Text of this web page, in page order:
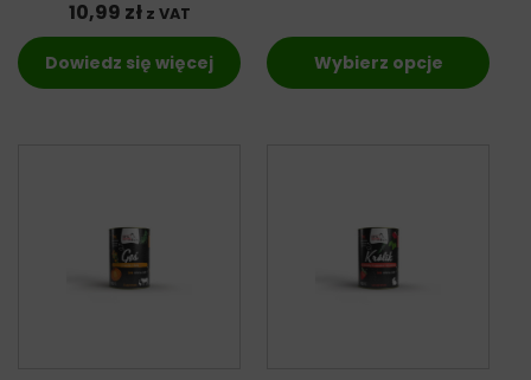
10,99 zł z VAT
Dowiedz się więcej Wybierz opcje